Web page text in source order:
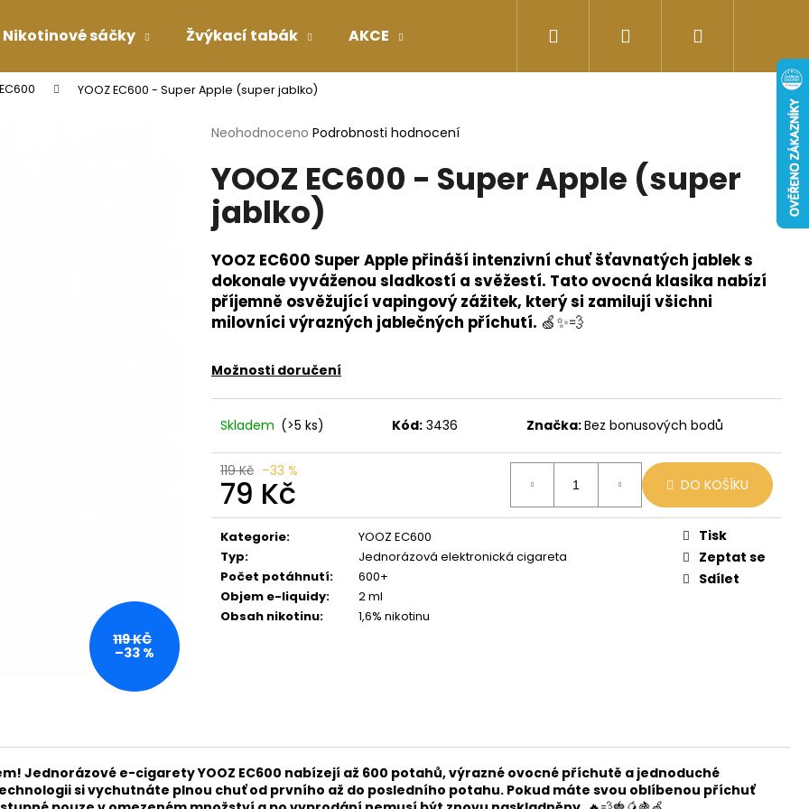
Nikotinové sáčky Žvýkací tabák AKCE Doplňky stravy Energy-kofeinové
Přihlášení
YOOZ EC600 - Super Apple (super jablko)
Průměrné
produktu
je
0,0
5
hvězdiček.
Neohodnoceno Podrobnosti hodnocení
YOOZ EC600 - Super Apple (super
jablko)
YOOZ EC600 Super Apple přináší intenzivní chuť šťavnatých jablek s
dokonale vyváženou sladkostí a svěžestí. Tato ovocná klasika nabízí
příjemně osvěžující vapingový zážitek, který si zamilují všichni
milovníci výrazných jablečných příchutí. 🍏✨💨
Možnosti doručení
Skladem (>5 ks) Kód: 3436 Značka:Bez bonusových bodů
119 Kč –33 %
79 Kč
Měrná
cena:
DO KOŠÍKU
Kategorie:
YOOZ EC600
Typ:
Jednorázová elektronická cigareta
Počet potáhnutí:
600+
Objem e-liquidy:
2 ml
Obsah nikotinu: 1,6% nikotinu
Tisk
Zeptat se
Sdílet
119 KČ
–33 %
Jednorázové e-cigarety YOOZ EC600 nabízejí až 600 potahů, výrazné ovocné příchutě a jednoduché
si vychutnáte plnou chuť od prvního až do posledního potahu. Pokud máte svou oblíbenou příchuť
Co potřebujete najít?
HLEDAT
79 Kč
Původně:169 Kč